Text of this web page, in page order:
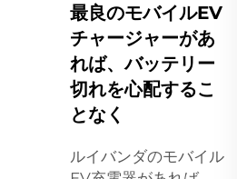
最良のモバイルEV
チャージャーがあ
れば、バッテリー
切れを心配するこ
となく
ルイバンダのモバイル